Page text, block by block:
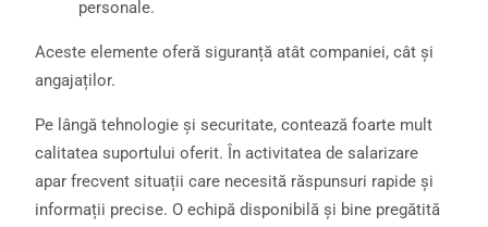
personale.
Aceste elemente oferă siguranță atât companiei, cât și
angajaților.
Pe lângă tehnologie și securitate, contează foarte mult
calitatea suportului oferit. În activitatea de salarizare
apar frecvent situații care necesită răspunsuri rapide și
informații precise. O echipă disponibilă și bine pregătită